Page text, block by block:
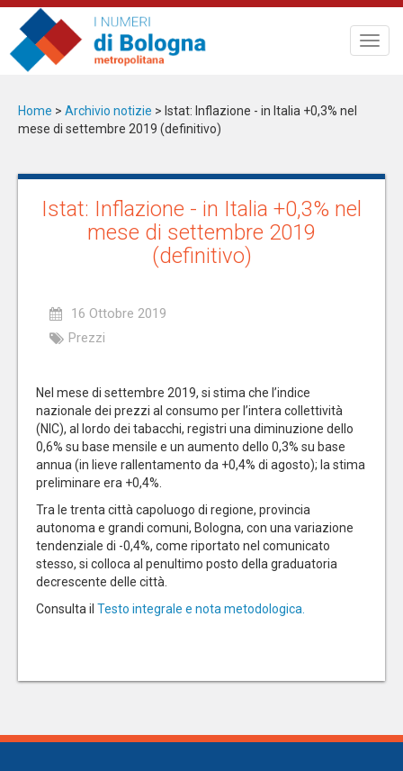
Salta
contenuto
principale
Home > Archivio notizie > Istat: Inflazione - in Italia +0,3% nel
mese di settembre 2019 (definitivo)
Istat: Inflazione - in Italia +0,3% nel
mese di settembre 2019
(definitivo)
16 Ottobre 2019
Prezzi
Nel mese di settembre 2019, si stima che l’indice
nazionale dei prezzi al consumo per l’intera collettività
(NIC), al lordo dei tabacchi, registri una diminuzione dello
0,6% su base mensile e un aumento dello 0,3% su base
annua (in lieve rallentamento da +0,4% di agosto); la stima
preliminare era +0,4%.
Tra le trenta città capoluogo di regione, provincia
autonoma e grandi comuni, Bologna, con una variazione
tendenziale di -0,4%, come riportato nel comunicato
stesso, si colloca al penultimo posto della graduatoria
decrescente delle città.
Consulta il Testo integrale e nota metodologica